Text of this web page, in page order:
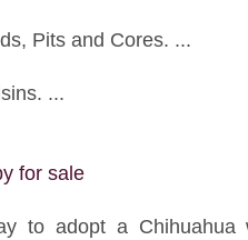
Pits and Cores. ...
...
for sale
to adopt a